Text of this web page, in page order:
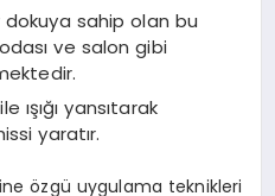
sahip olan bu
ve salon gibi
ışığı yansıtarak
yaratır.
özgü uygulama teknikleri